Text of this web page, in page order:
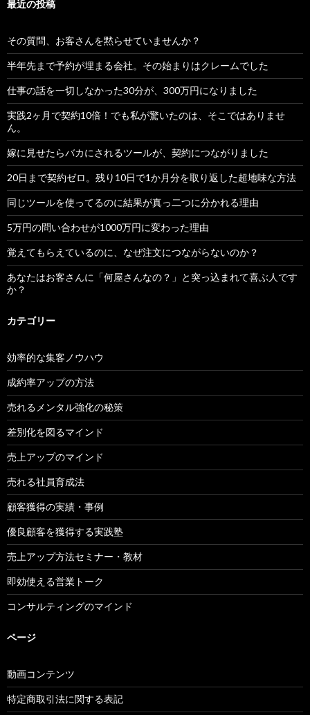
最近の投稿
その質問、お客さんを黙らせていませんか？
半年先まで予約が埋まる会社。その始まりはクレームでした
仕事の話を一切しなかった30分が、300万円になりました
実践2ヶ月で契約10倍！でも私が驚いたのは、そこではありませ
ん。
嫁に見せたらバカにされるツールが、契約につながりました
20日まで契約ゼロ。残り10日で1か月分を取り返した超地味な方法
同じツールを使ってるのに結果が真っ二つに分かれる理由
5万円の問い合わせが1000万円に変わった理由
覚えてもらえているのに、なぜ注文につながらないのか？
あなたはお客さんに「何屋さんなの？」と突っ込まれて喜ぶ人です
か？
カテゴリー
効率的な集客ノウハウ
成約率アップの方法
売れるメンタル強化の秘策
差別化を図るマインド
売上アップのマインド
売れる社員育成法
顧客獲得の実績・事例
優良顧客を獲得する実践塾
売上アップ方法セミナー・教材
即効使える営業トーク
コンサルティングのマインド
ページ
動画コンテンツ
特定商取引法に関する表記